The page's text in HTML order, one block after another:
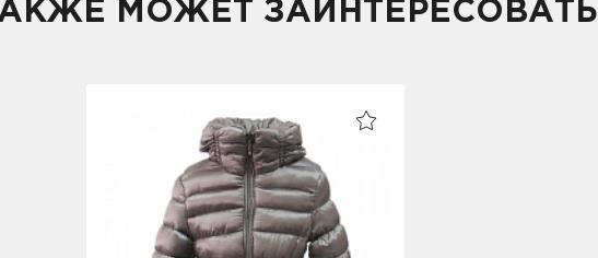
МОЖЕТ ЗАИНТЕРЕСОВАТЬ